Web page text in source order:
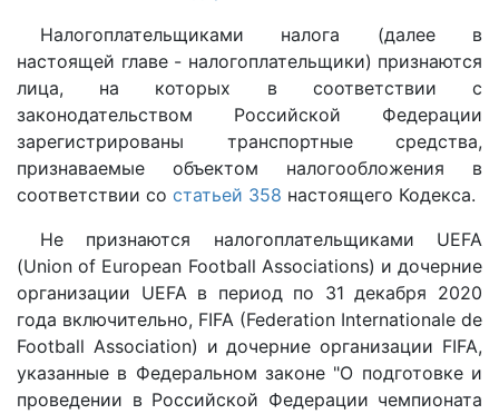
Налогоплательщиками налога (далее в
настоящей главе - налогоплательщики) признаются
лица, на которых в соответствии с
законодательством Российской Федерации
зарегистрированы транспортные средства,
признаваемые объектом налогообложения в
соответствии со статьей 358 настоящего Кодекса.
Не признаются налогоплательщиками UEFA
(Union of European Football Associations) и дочерние
организации UEFA в период по 31 декабря 2020
года включительно, FIFA (Federation Internationale de
Football Association) и дочерние организации FIFA,
указанные в Федеральном законе "О подготовке и
проведении в Российской Федерации чемпионата